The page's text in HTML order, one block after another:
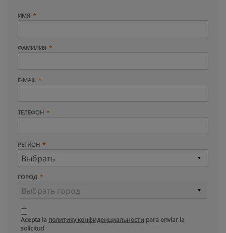
ИМЯ
ФАМИЛИЯ
E-MAIL
ТЕЛЕФОН
РЕГИОН
ГОРОД
Acepta la политику конфиденциальности para enviar la
solicitud